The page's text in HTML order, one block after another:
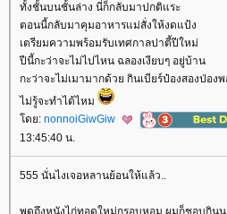
ทั้งชั้นบนชั้นล่าง นี่ก็กลับมาปกติแระ
ตอนนี้กลับมาคุมอาหารแม่สั่งให้งดแป้ง
เตรียมความพร้อมรับเทศกาลปาตี้ปีใหม่
ปีนี้กะว่าจะไม่ไปไหน ฉลองเงียบๆ อยู่บ้าน
กะว่าจะไม่เมามากด้วย กินเบียร์ป๋องสองป่อง
ไม่รู้จะทำได้ไหม
ดย: nonnoiGiwGiw
13:45:40 น.
555 นั่นไงเจอหลานย้อนให้แล้ว..